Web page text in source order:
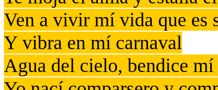
Ven a vivir mí vida que es
Y vibra en mí carnaval
Agua del cielo, bendice mí